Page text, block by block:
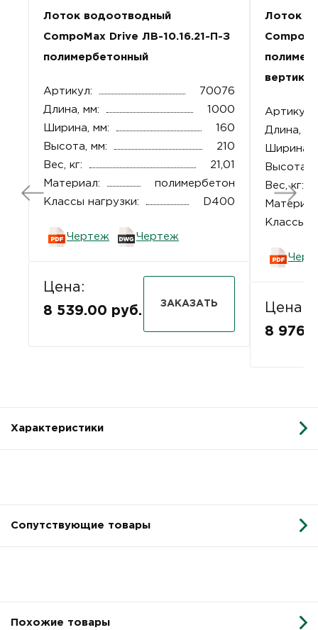
Лоток водоотводный
CompoMax Drive ЛВ-10.16.21-П-З
полимербетонный
Артикул:
70076
Длина, мм:
1000
Ширина, мм:
160
Высота, мм:
210
Вес, кг:
21,01
Материал:
полимербетон
Классы нагрузки:
D400
Чертеж Чертеж
Цена:
8 539.00 руб.
ЗАКАЗАТЬ
Лоток
Артикул:
Длина,
Ширина,
Высота,
Вес, кг:
Классы
Цена:
8
Характеристики
Сопутствующие товары
Похожие товары